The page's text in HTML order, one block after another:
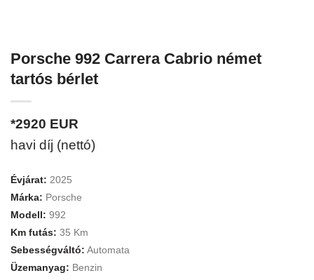
Porsche 992 Carrera Cabrio német
tartós bérlet
*2920 EUR
havi díj (nettó)
Évjárat: 2025
Márka: Porsche
Modell: 992
Km futás: 35 Km
Sebességváltó: Automata
Üzemanyag: Benzin